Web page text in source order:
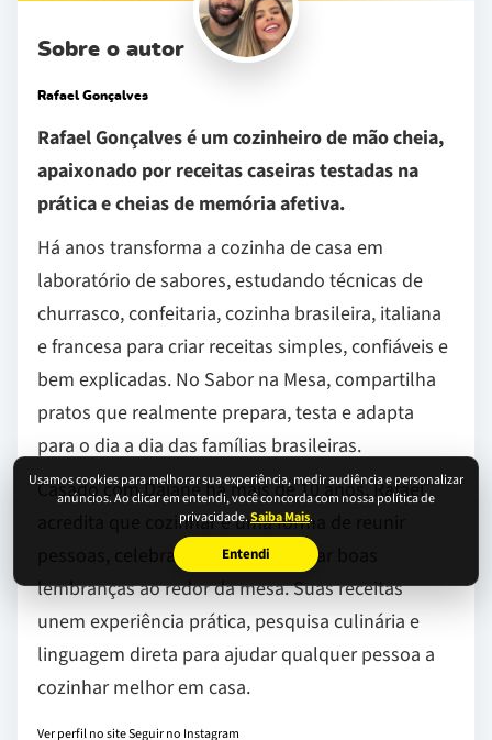
Usamos cookies para melhorar sua experiência, medir audiência e personalizar
anúncios. Ao clicar em entendi, você concorda com nossa política de
privacidade.Saiba Mais.
Entendi
Sobre o autor
Rafael Gonçalves
Rafael Gonçalves é um cozinheiro de mão cheia,
apaixonado por receitas caseiras testadas na
prática e cheias de memória afetiva.
Há anos transforma a cozinha de casa em
laboratório de sabores, estudando técnicas de
churrasco, confeitaria, cozinha brasileira, italiana
e francesa para criar receitas simples, confiáveis e
bem explicadas. No Sabor na Mesa, compartilha
pratos que realmente prepara, testa e adapta
para o dia a dia das famílias brasileiras.
Casado com Daiane há mais de 10 anos, Rafael
acredita que cozinhar é uma forma de reunir
pessoas, celebrar momentos e criar boas
lembranças ao redor da mesa. Suas receitas
unem experiência prática, pesquisa culinária e
linguagem direta para ajudar qualquer pessoa a
cozinhar melhor em casa.
Ver perfil no siteSeguir no Instagram